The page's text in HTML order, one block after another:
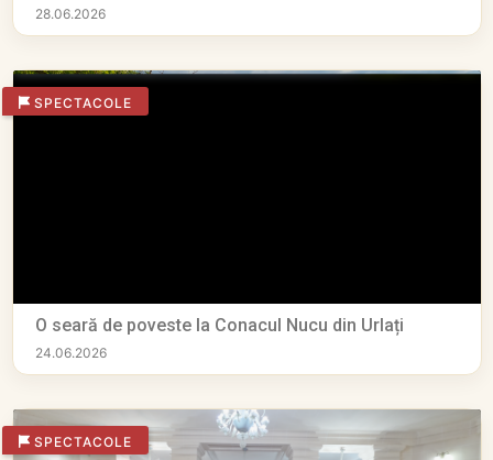
28.06.2026
SPECTACOLE
O seară de poveste la Conacul Nucu din Urlați
24.06.2026
SPECTACOLE